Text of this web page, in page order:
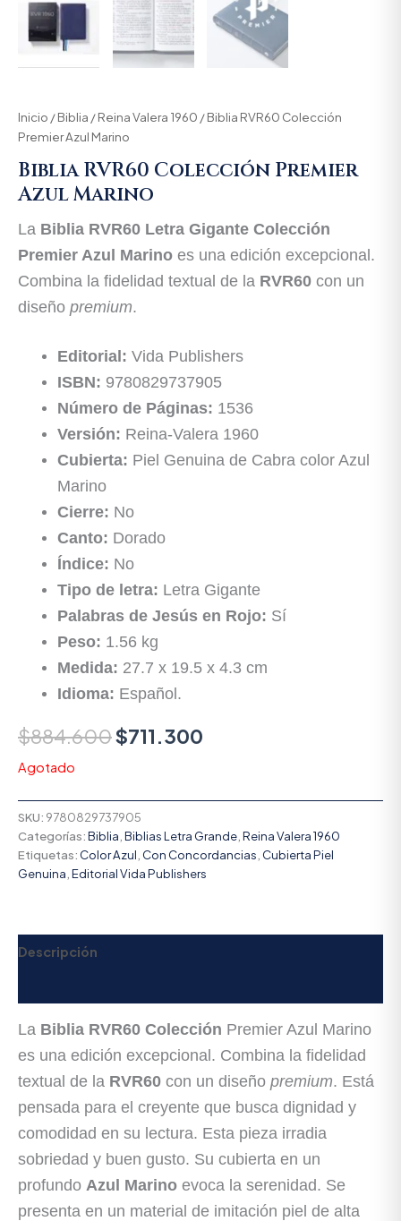
Inicio /Biblia /Reina Valera 1960 / Biblia RVR60 Colección
Premier Azul Marino
Biblia RVR60 Colección Premier
Azul Marino
La Biblia RVR60 Letra Gigante Colección
Premier Azul Marino es una edición excepcional.
Combina la fidelidad textual de la RVR60 con un
diseño premium.
Editorial: Vida Publishers
ISBN: 9780829737905
Número de Páginas: 1536
Versión: Reina-Valera 1960
Cubierta: Piel Genuina de Cabra color Azul
Marino
Cierre: No
Canto: Dorado
Índice: No
Tipo de letra: Letra Gigante
Palabras de Jesús en Rojo: Sí
Peso: 1.56 kg
Medida: 27.7 x 19.5 x 4.3 cm
Idioma: Español.
$884.600$711.300
Agotado
SKU: 9780829737905
Categorías:Biblia Biblias Letra Grande Reina Valera 1960
Etiquetas: Color Azul Con Concordancias Cubierta Piel
Genuina Editorial Vida Publishers
Descripción
La Biblia RVR60 Colección Premier Azul Marino
es una edición excepcional. Combina la fidelidad
textual de la RVR60 con un diseño premium. Está
pensada para el creyente que busca dignidad y
comodidad en su lectura. Esta pieza irradia
sobriedad y buen gusto. Su cubierta en un
profundo Azul Marino evoca la serenidad. Se
presenta en un material de imitación piel de alta